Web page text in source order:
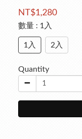
NT$1,280
數量 : 1入
1入 2入
Quantity